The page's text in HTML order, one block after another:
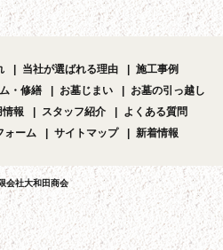
当社が選ばれる理由
施工事例
・修繕 お墓じまい
お墓の引っ越し
情報 スタッフ紹介
よくある質問
ォーム サイトマップ 新着情報
会社大和田商会